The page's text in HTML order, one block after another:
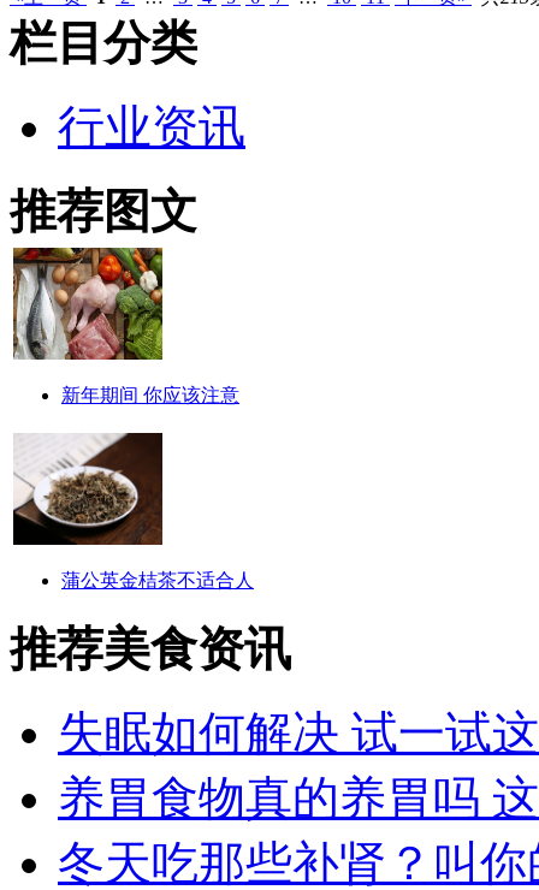
栏目分类
行业资讯
推荐图文
新年期间 你应该注意
蒲公英金桔茶不适合人
推荐美食资讯
失眠如何解决 试一试
养胃食物真的养胃吗
冬天吃那些补肾？叫